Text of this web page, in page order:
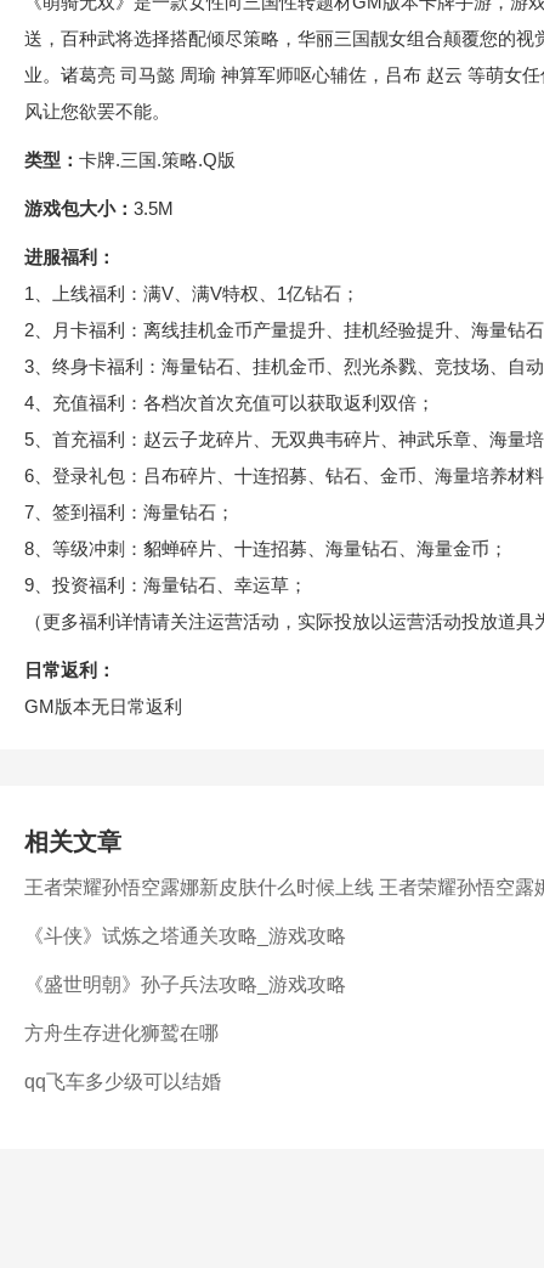
送，百种武将选择搭配倾尽策略，华丽三国靓女组合颠覆您的
业。诸葛亮 司马懿 周瑜 神算军师呕心辅佐，吕布 赵云 等萌女
风让您欲罢不能。
类型： 卡牌.三国.策略.Q版
游戏包大小： 3.5M
进服福利：
1、上线福利：满V、满V特权、1亿钻石；
2、月卡福利：离线挂机金币产量提升、挂机经验提升、海量钻
3、终身卡福利：海量钻石、挂机金币、烈光杀戮、竞技场、自
4、充值福利：各档次首次充值可以获取返利双倍；
5、首充福利：赵云子龙碎片、无双典韦碎片、神武乐章、海量
6、登录礼包：吕布碎片、十连招募、钻石、金币、海量培养材
7、签到福利：海量钻石；
8、等级冲刺：貂蝉碎片、十连招募、海量钻石、海量金币；
9、投资福利：海量钻石、幸运草；
（更多福利详情请关注运营活动，实际投放以运营活动投放道
日常返利：
GM版本无日常返利
相关文章
王者荣耀孙悟空露娜新皮肤什么时候上线 王者荣耀孙悟空露
安卓网
《斗侠》试炼之塔通关攻略_游戏攻略
《盛世明朝》孙子兵法攻略_游戏攻略
方舟生存进化狮鹫在哪
qq飞车多少级可以结婚